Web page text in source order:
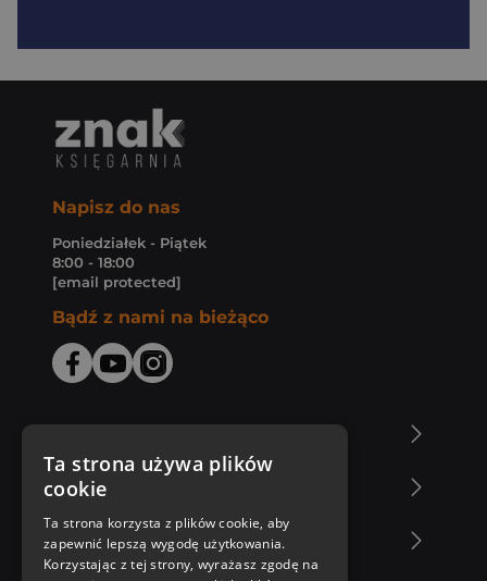
Napisz do nas
Poniedziałek - Piątek
8:00 - 18:00
[email protected]
Bądź z nami na bieżąco
Zakupy u nas
Nasza oferta
Ta strona używa plików
cookie
Ta strona korzysta z plików cookie, aby
zapewnić lepszą wygodę użytkowania.
Korzystając z tej strony, wyrażasz zgodę na